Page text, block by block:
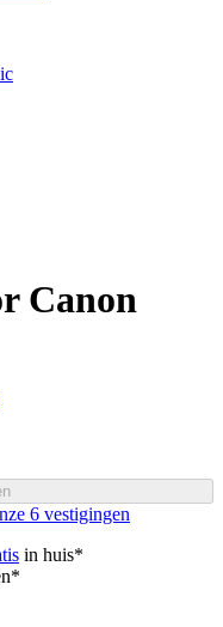
Canon
6 vestigingen
in huis*